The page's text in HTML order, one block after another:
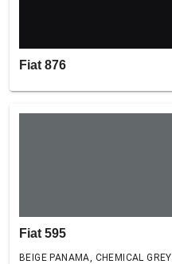
Fiat 876
Fiat 595
BEIGE PANAMA, CHEMICAL GREY